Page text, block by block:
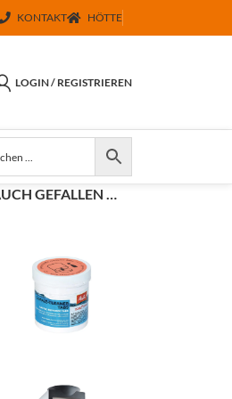
KONTAKT HÖTTE
LOGIN / REGISTRIEREN
GEFALLEN …